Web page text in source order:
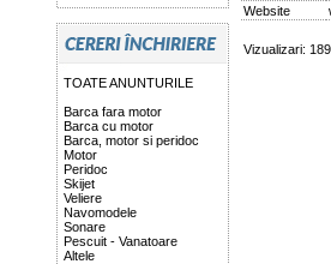
TOATE ANUNTURILE
Barca fara motor
Barca cu motor
Barca, motor si peridoc
Motor
Peridoc
Skijet
Veliere
Navomodele
Sonare
Pescuit - Vanatoare
Altele
Website
Vizualizari: